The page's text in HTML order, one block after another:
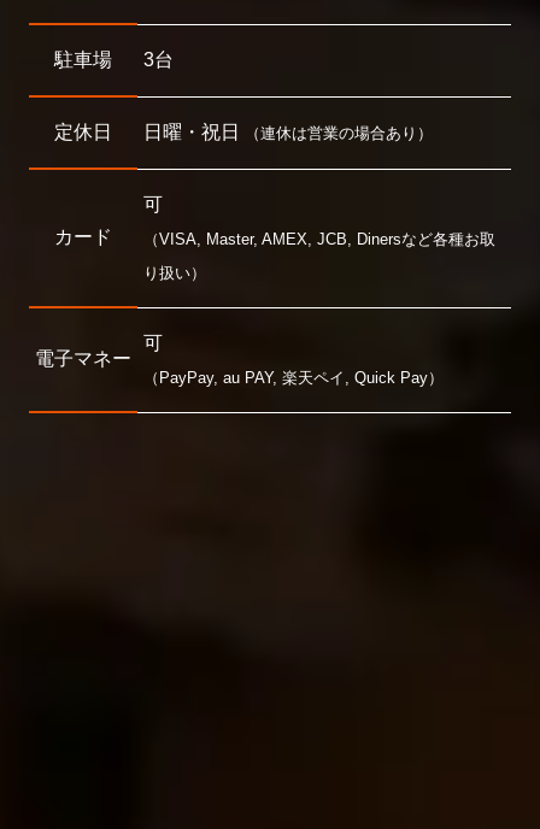
駐車場 3台
定休日 日曜・祝日 （連休は営業の場合あり）
カード
可
（VISA, Master, AMEX, JCB, Dinersなど各種お取
り扱い）
電子マネー
可
（PayPay, au PAY, 楽天ペイ, Quick Pay）